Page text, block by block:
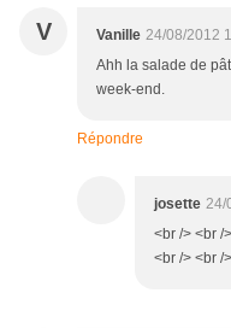
V Vanille 24/08/2012
Ahh la salade de
week-end.
Répondre
josette 24/
<br /> <br /
<br /> <br /